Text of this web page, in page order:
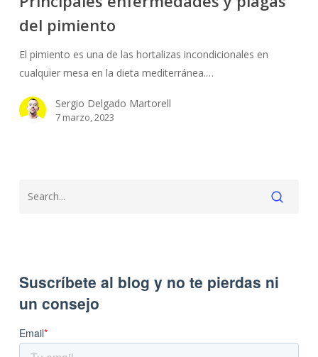
plagas
del
del pimiento
El pimiento es una de las hortalizas incondicionales en
cualquier mesa en la dieta mediterránea.…
Sergio Delgado Martorell
7 marzo, 2023